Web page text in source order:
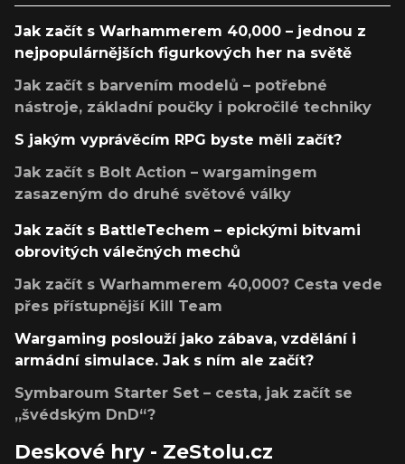
Jak začít s Warhammerem 40,000 – jednou z
nejpopulárnějších figurkových her na světě
Jak začít s barvením modelů – potřebné
nástroje, základní poučky i pokročilé techniky
S jakým vyprávěcím RPG byste měli začít?
Jak začít s Bolt Action – wargamingem
zasazeným do druhé světové války
Jak začít s BattleTechem – epickými bitvami
obrovitých válečných mechů
Jak začít s Warhammerem 40,000? Cesta vede
přes přístupnější Kill Team
Wargaming poslouží jako zábava, vzdělání i
armádní simulace. Jak s ním ale začít?
Symbaroum Starter Set – cesta, jak začít se
„švédským DnD“?
Deskové hry - ZeStolu.cz